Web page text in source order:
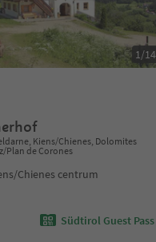
1/14
Kiens/Chienes, Dolomites
Plan de Corones
Chienes centrum
Südtirol Guest Pass